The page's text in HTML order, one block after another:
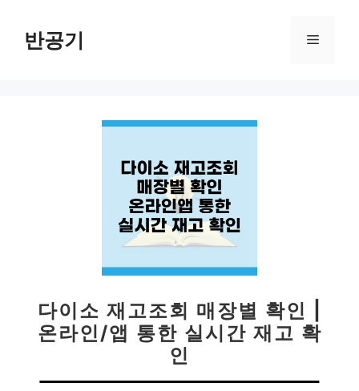
반공기 메
다이소 재고조회 매장별 확인 |
온라인/앱 통한 실시간 재고 확
인